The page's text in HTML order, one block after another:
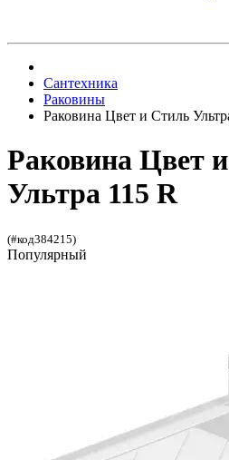
Сантехника
Раковины
Раковина Цвет и Стиль
Раковина Цвет
Ультра 115 R
(#код384215)
Популярный